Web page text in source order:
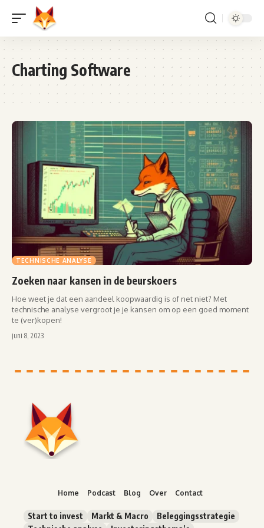
Charting Software
TECHNISCHE ANALYSE
Zoeken naar kansen in de beurskoers
Hoe weet je dat een aandeel koopwaardig is of net niet? Met
technische analyse vergroot je je kansen om op een goed moment
te (ver)kopen!
juni 8, 2023
Home Podcast Blog Over Contact
Start to invest Markt & Macro
Beleggingsstrategie